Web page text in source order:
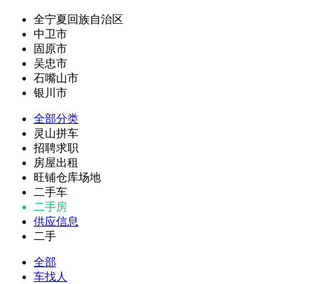
全宁夏回族自治区
中卫市
固原市
吴忠市
石嘴山市
银川市
全部分类
灵山拼车
招聘求职
房屋出租
旺铺仓库场地
二手车
二手房
供应信息
二手
全部
车找人